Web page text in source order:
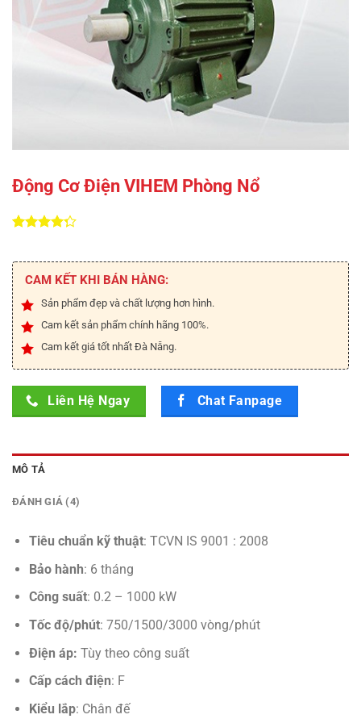
Động Cơ Điện VIHEM Phòng Nổ
trênđánh
giáCAM KẾT KHI BÁN HÀNG:
Sản phẩm đẹp và chất lượng hơn hình.
Cam kết sản phẩm chính hãng 100%.
Cam kết giá tốt nhất Đà Nẵng.
Liên Hệ Ngay Chat Fanpage
MÔ TẢ
ĐÁNH GIÁ (4)
Tiêu chuẩn kỹ thuật: TCVN IS 9001 : 2008
Bảo hành: 6 tháng
Công suất: 0.2 – 1000 kW
Tốc độ/phút: 750/1500/3000 vòng/phút
Điện áp: Tùy theo công suất
Cấp cách điện: F
Kiểu lắp: Chân đế